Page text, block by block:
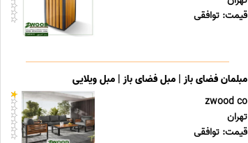
قیمت: توافقی
مبلمان فضای باز | مبل فضای باز | مبل ویلایی
zwood co
تهران
قیمت: توافقی